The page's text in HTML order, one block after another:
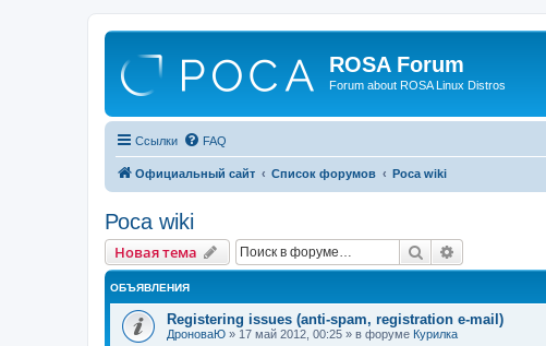
ROSA Forum
Forum about ROSA Linux Distros
Ссылки FAQ
Официальный сайт Список форумов Роса wiki
Роса wiki
Новая тема Поиск
ОБЪЯВЛЕНИЯ
Registering issues (anti-spam, registration e-mail)
ДроноваЮ » 17 май 2012, 00:25 » в форуме Курилка